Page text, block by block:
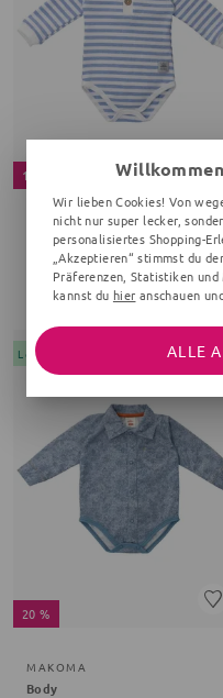
19 %
MAKOMA
Body
Streifen, hellblau
14,40 € 17,99 €
Letzte Chance
20 %
MAKOMA
Body
Wir lieben Cookies! Von
nicht nur super lecker,
personalisiertes Shopping-
„Akzeptieren“ stimmst du
Präferenzen, Statistiken
kannst du hier anschauen
ALLE